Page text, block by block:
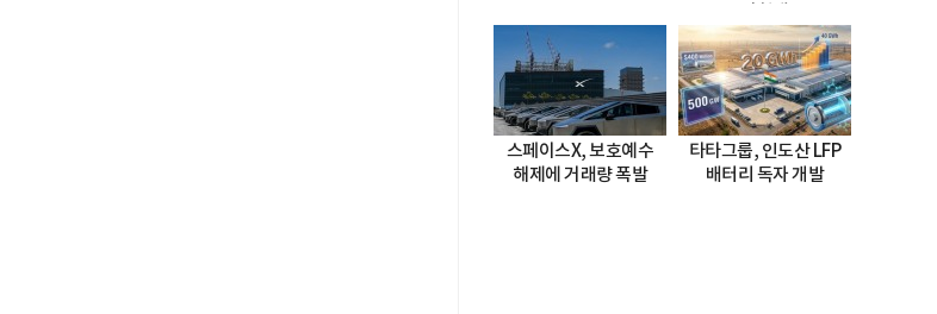
스페이스X, 보호예수
해제에 거래량 폭발
타타그룹, 인도산 LFP
배터리 독자 개발